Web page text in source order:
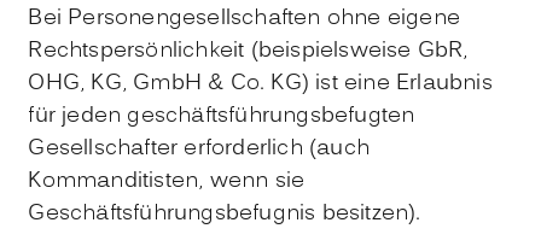
Bei Personengesellschaften ohne eigene
Rechtspersönlichkeit (beispielsweise GbR,
OHG, KG, GmbH & Co. KG) ist eine Erlaubnis
für jeden geschäftsführungsbefugten
Gesellschafter erforderlich (auch
Kommanditisten, wenn sie
Geschäftsführungsbefugnis besitzen).